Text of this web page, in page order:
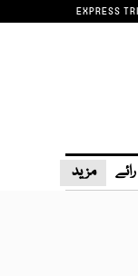
EXPRESS
رائے مزید